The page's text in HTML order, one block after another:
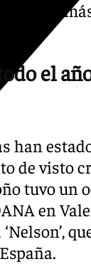
el
han
de visto
tuvo
en